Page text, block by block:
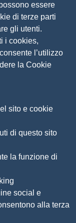
essere
di terze parti
gli utenti.
i cookies,
l’utilizzo
la Cookie
sito e cookie
di questo sito
la funzione di
social e
alla terza